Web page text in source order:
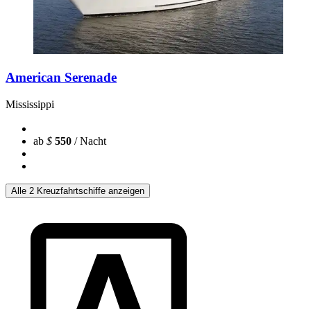
American Serenade
Mississippi
ab $ 550 / Nacht
Alle 2 Kreuzfahrtschiffe anzeigen